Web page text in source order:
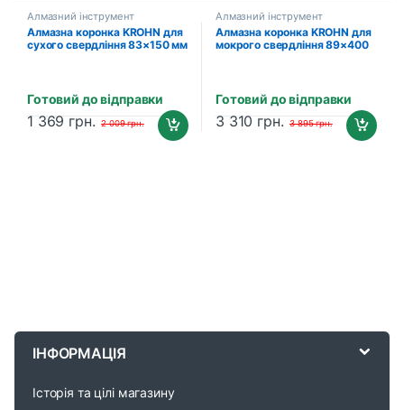
Алмазний інструмент
Алмазна коронка KROHN для
сухого свердління 83×150 мм
Готовий до відправки
1 369 грн. 2 009грн.
Алмазний інструмент
Алмазна коронка KROHN для
мокрого свердління 89×400
Готовий до відправки
3 310 грн. 3 895грн.
ІНФОРМАЦІЯ
Історія та цілі магазину